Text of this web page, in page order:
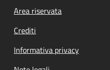
Footer menu
Area riservata
Crediti
Informativa privacy